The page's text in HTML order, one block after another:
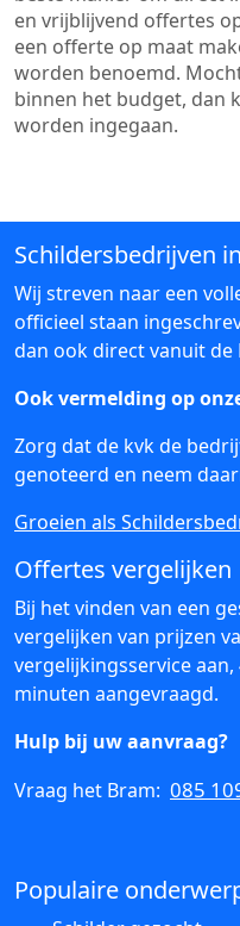
en vrijblijvend offertes
een offerte op maat
worden benoemd.
binnen het budget, dan
worden ingegaan.
Schildersbedrijven
Wij streven naar een
officieel staan
dan ook direct vanuit de
Ook vermelding op
Zorg dat de kvk de
genoteerd en neem
Groeien als
Offertes vergelijken
Bij het vinden van een
vergelijken van prijzen
vergelijkingsservice
minuten aangevraagd.
Hulp bij uw aanvraag?
Vraag het Bram: 085
Populaire